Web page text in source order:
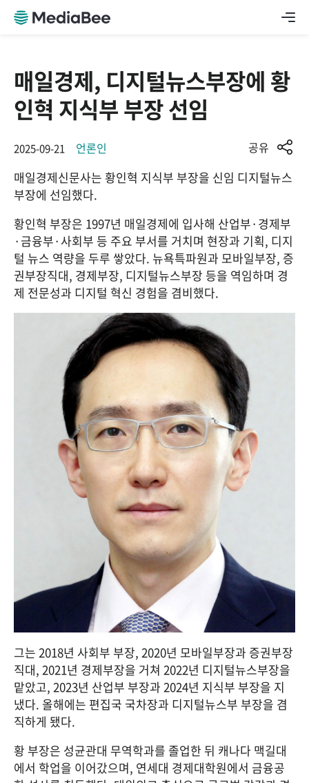
매일경제, 디지털뉴스부장에 황
인혁 지식부 부장 선임
2025-09-21 언론인 공유
매일경제신문사는 황인혁 지식부 부장을 신임 디지털뉴스
부장에 선임했다.
황인혁 부장은 1997년 매일경제에 입사해 산업부·경제부
·금융부·사회부 등 주요 부서를 거치며 현장과 기획, 디지
털 뉴스 역량을 두루 쌓았다. 뉴욕특파원과 모바일부장, 증
권부장직대, 경제부장, 디지털뉴스부장 등을 역임하며 경
제 전문성과 디지털 혁신 경험을 겸비했다.
그는 2018년 사회부 부장, 2020년 모바일부장과 증권부장
직대, 2021년 경제부장을 거쳐 2022년 디지털뉴스부장을
맡았고, 2023년 산업부 부장과 2024년 지식부 부장을 지
냈다. 올해에는 편집국 국차장과 디지털뉴스부 부장을 겸
직하게 됐다.
황 부장은 성균관대 무역학과를 졸업한 뒤 캐나다 맥길대
에서 학업을 이어갔으며, 연세대 경제대학원에서 금융공